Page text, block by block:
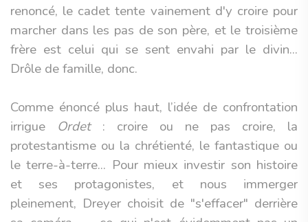
renoncé, le cadet tente vainement d'y croire pour
marcher dans les pas de son père, et le troisième
frère est celui qui se sent envahi par le divin...
Drôle de famille, donc.
Comme énoncé plus haut, l’idée de confrontation
irrigue Ordet: croire ou ne pas croire, la
protestantisme ou la chrétienté, le fantastique ou
le terre-à-terre... Pour mieux investir son histoire
et ses protagonistes, et nous immerger
pleinement, Dreyer choisit de "s'effacer" derrière